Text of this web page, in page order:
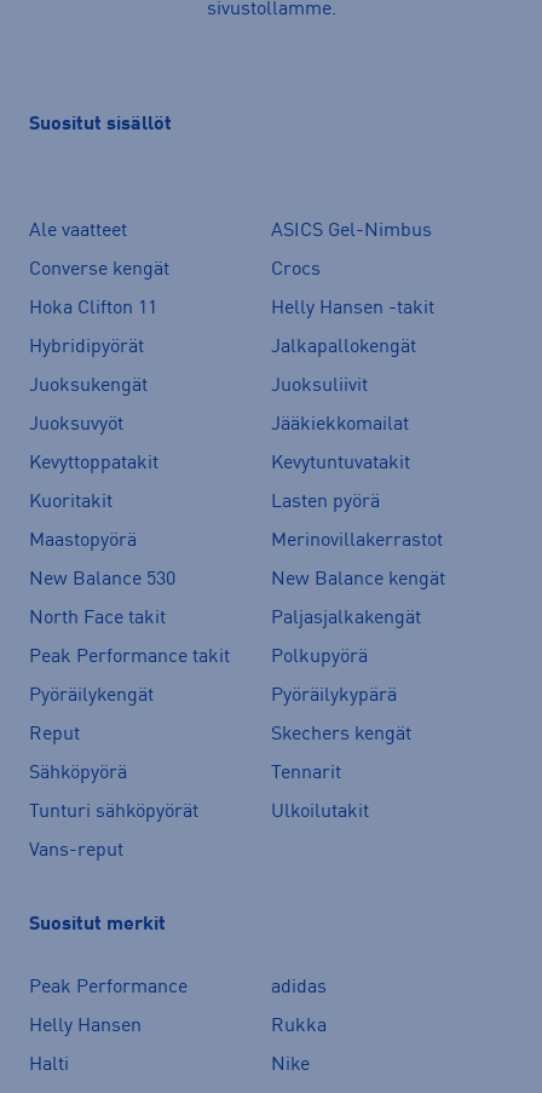
sivustollamme.
Suositut sisällöt
Ale vaatteet
ASICS Gel-Nimbus
Converse kengät
Crocs
Hoka Clifton 11
Helly Hansen -takit
Hybridipyörät
Jalkapallokengät
Juoksukengät
Juoksuliivit
Juoksuvyöt
Jääkiekkomailat
Kevyttoppatakit
Kevytuntuvatakit
Kuoritakit
Lasten pyörä
Maastopyörä
Merinovillakerrastot
New Balance 530
New Balance kengät
North Face takit
Paljasjalkakengät
Peak Performance takit
Polkupyörä
Pyöräilykengät
Pyöräilykypärä
Reput
Skechers kengät
Sähköpyörä
Tennarit
Tunturi sähköpyörät
Ulkoilutakit
Vans-reput
Suositut merkit
Peak Performance
adidas
Helly Hansen
Rukka
Halti
Nike